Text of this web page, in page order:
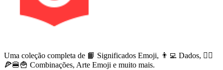
Uma coleção completa de 📙 Significados Emoji, 👨‍💻 Dados, 🙅‍♀️
🍕🍔🍟 Combinações, Arte Emoji e muito mais.